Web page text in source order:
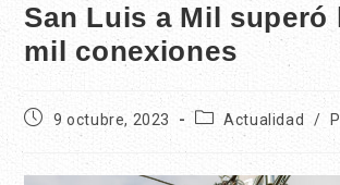
San Luis a Mil superó
mil conexiones
9 octubre, 2023 Actualidad /